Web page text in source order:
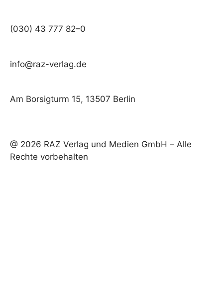
(030) 43 777 82–0
info@raz-verlag.de
Am Borsigturm 15, 13507 Berlin
@ 2026 RAZ Verlag und Medien GmbH – Alle
Rechte vorbehalten